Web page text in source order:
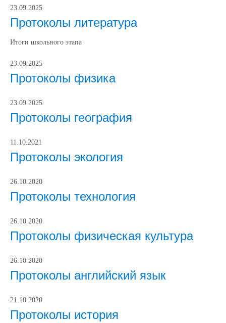
23.09.2025
Протоколы литература
Итоги школьного этапа
23.09.2025
Протоколы физика
23.09.2025
Протоколы география
11.10.2021
Протоколы экология
26.10.2020
Протоколы технология
26.10.2020
Протоколы физическая культура
26.10.2020
Протоколы английский язык
21.10.2020
Протоколы история